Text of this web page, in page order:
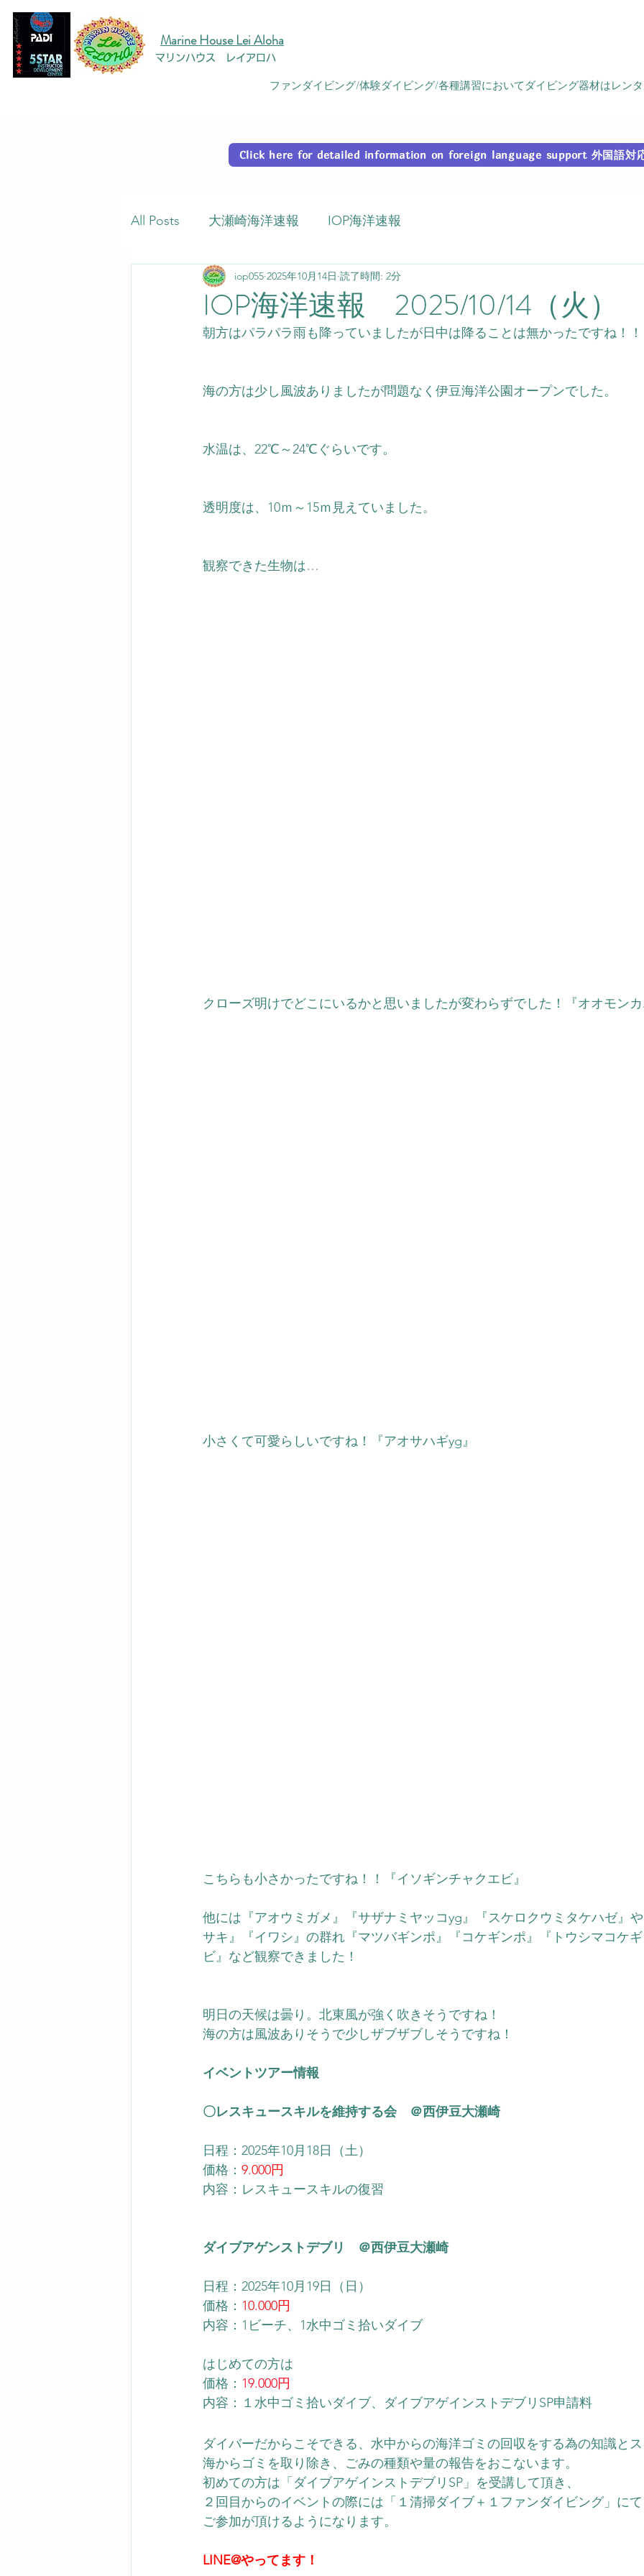
Marine House Lei Aloha
マリンハウス レイアロハ
ファンダイビング/体験ダイビング/各種講習においてダイビング器材はレン
Click here for detailed information on foreign language support 外国語対
All Posts 大瀬崎海洋速報 IOP海洋速報
IOP海洋速報 2025/10/14（火）
iop055 2025年10月14日 読了時間: 2分
朝方はパラパラ雨も降っていましたが日中は降ることは無かったですね！！
海の方は少し風波ありましたが問題なく伊豆海洋公園オープンでした。
水温は、22℃～24℃ぐらいです。
透明度は、10ｍ～15ｍ見えていました。
観察できた生物は…
クローズ明けでどこにいるかと思いましたが変わらずでした！『オオモンカ
小さくて可愛らしいですね！『アオサハギyg』
こちらも小さかったですね！！『イソギンチャクエビ』
他には『アオウミガメ』『サザナミヤッコyg』『スケロクウミタケハゼ』
サキ』『イワシ』の群れ『マツバギンポ』『コケギンポ』
『トウシマコケ
ビ』 など観察できました！
明日の天候は曇り。北東風が強く吹きそうですね！
海の方は風波ありそうで少しザブザブしそうですね！
イベントツアー情報
〇レスキュースキルを維持する会　＠西伊豆大瀬崎
日程：2025年10月18日（土）
価格： 9.000円
内容：レスキュースキルの復習
ダイブアゲンストデブリ　＠西伊豆大瀬崎
日程：2025年10月19日（日）
価格： 10.000円
内容：1ビーチ、1水中ゴミ拾いダイブ
はじめての方は
価格： 19.000円
内容：１水中ゴミ拾いダイブ、ダイブアゲインストデブリSP申請料
ダイバーだからこそできる、水中からの海洋ゴミの回収をする為の知識とス
海からゴミを取り除き、ごみの種類や量の報告をおこないます。
初めての方は「ダイブアゲインストデブリSP」を受講して頂き、
２回目からのイベントの際には「１清掃ダイブ＋１ファンダイビング」にて
ご参加が頂けるようになります。
LINE@やってます！